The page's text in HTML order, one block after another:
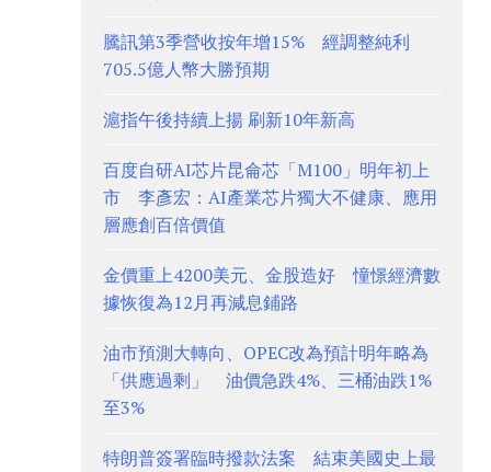
騰訊第3季營收按年增15% 經調整純利
705.5億人幣大勝預期
滬指午後持續上揚 刷新10年新高
百度自研AI芯片昆侖芯「M100」明年初上
市 李彥宏：AI產業芯片獨大不健康、應用
層應創百倍價值
金價重上4200美元、金股造好 憧憬經濟數
據恢復為12月再減息鋪路
油市預測大轉向、OPEC改為預計明年略為
「供應過剩」 油價急跌4%、三桶油跌1%
至3%
特朗普簽署臨時撥款法案 結束美國史上最